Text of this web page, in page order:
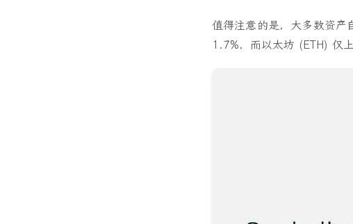
值得注意的是，大多数资产
1.7%，而以太坊 (ETH) 仅